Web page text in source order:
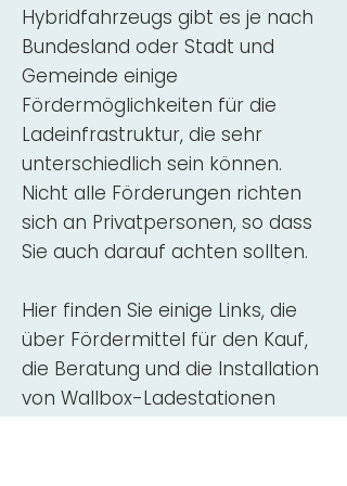
Hybridfahrzeugs gibt es je nach
Bundesland oder Stadt und
Gemeinde einige
Fördermöglichkeiten für die
Ladeinfrastruktur, die sehr
unterschiedlich sein können.
Nicht alle Förderungen richten
sich an Privatpersonen, so dass
Sie auch darauf achten sollten.
Hier finden Sie einige Links, die
über Fördermittel für den Kauf,
die Beratung und die Installation
von Wallbox-Ladestationen